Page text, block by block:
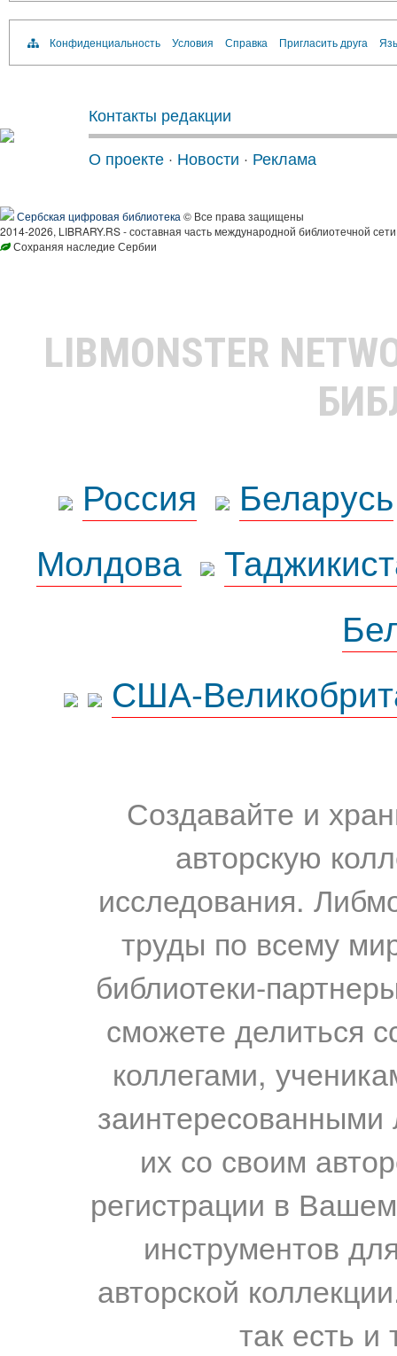
Конфиденциальность Условия Справка Пригласить друга
Контакты редакции
О проекте · Новости · Реклама
Сербская цифровая библиотека © Все права защищены
2014-2026, LIBRARY.RS - составная часть международной библиотечной
Сохраняя наследие Сербии
LIBMONSTER
Россия
Беларусь
Молдова
США-
Создавайте и
авторскую
исследования.
труды по всему
библиотеки-
сможете делиться
коллегами,
их со своим
регистрации в
инструментов
авторской
так есть и